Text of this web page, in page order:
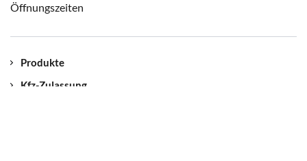
Öffnungszeiten
Produkte
Kfz-Zulassung